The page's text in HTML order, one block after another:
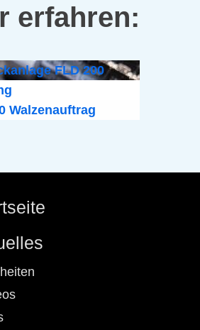
erfahren:
FLD 200
Walzenauftrag